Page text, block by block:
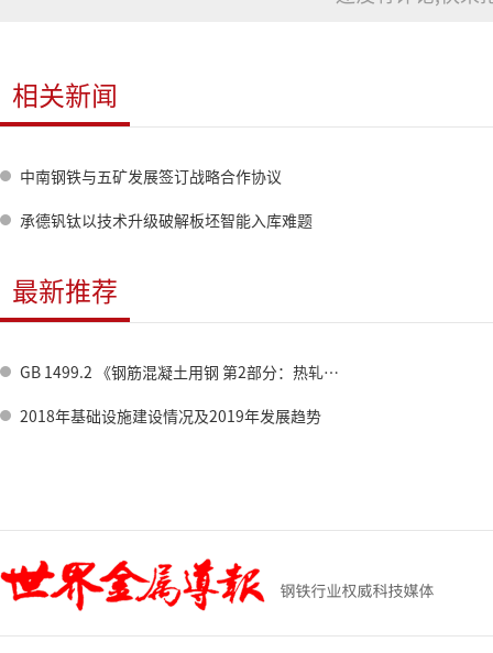
相关新闻
中南钢铁与五矿发展签订战略合作协议
承德钒钛以技术升级破解板坯智能入库难题
最新推荐
GB 1499.2 《钢筋混凝土用钢 第2部分：热轧带肋钢筋》标准修订情况
2018年基础设施建设情况及2019年发展趋势